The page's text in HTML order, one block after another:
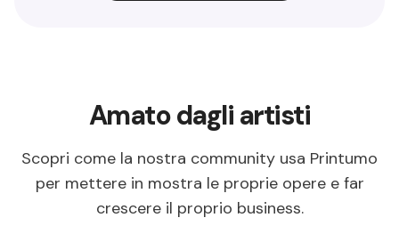
Amato dagli artisti
Scopri come la nostra community usa Printumo
per mettere in mostra le proprie opere e far
crescere il proprio business.